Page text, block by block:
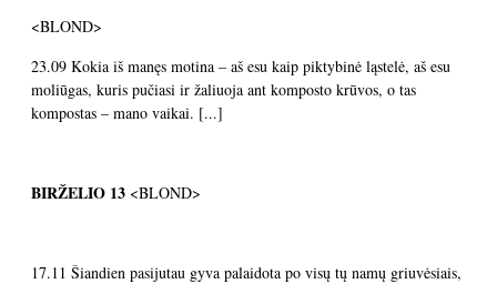
<BLOND>
23.09 Kokia iš manęs motina – aš esu kaip piktybinė ląstelė, aš esu
moliūgas, kuris pučiasi ir žaliuoja ant komposto krūvos, o tas
kompostas – mano vaikai. [...]
BIRŽELIO 13 <BLOND>
17.11 Šiandien pasijutau gyva palaidota po visų tų namų griuvėsiais,